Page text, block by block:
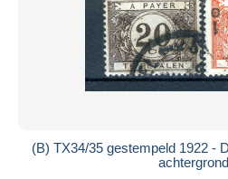
(B) TX34/35 gestempeld 1922 -